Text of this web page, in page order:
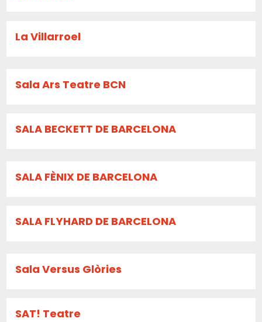
La Villarroel
Sala Ars Teatre BCN
SALA BECKETT DE BARCELONA
SALA FÈNIX DE BARCELONA
SALA FLYHARD DE BARCELONA
Sala Versus Glòries
SAT! Teatre